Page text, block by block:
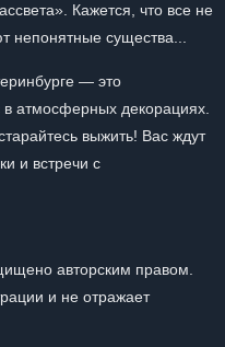
Кажется, что все не
непонятные существа...
— это
атмосферных декорациях.
выжить! Вас ждут
и встречи с
авторским правом.
и не отражает